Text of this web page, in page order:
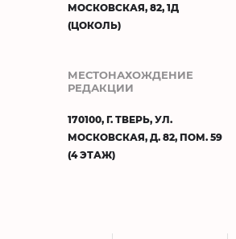
МОСКОВСКАЯ, 82, 1Д
(ЦОКОЛЬ)
МЕСТОНАХОЖДЕНИЕ
РЕДАКЦИИ
170100, Г. ТВЕРЬ, УЛ.
МОСКОВСКАЯ, Д. 82, ПОМ. 59
(4 ЭТАЖ)